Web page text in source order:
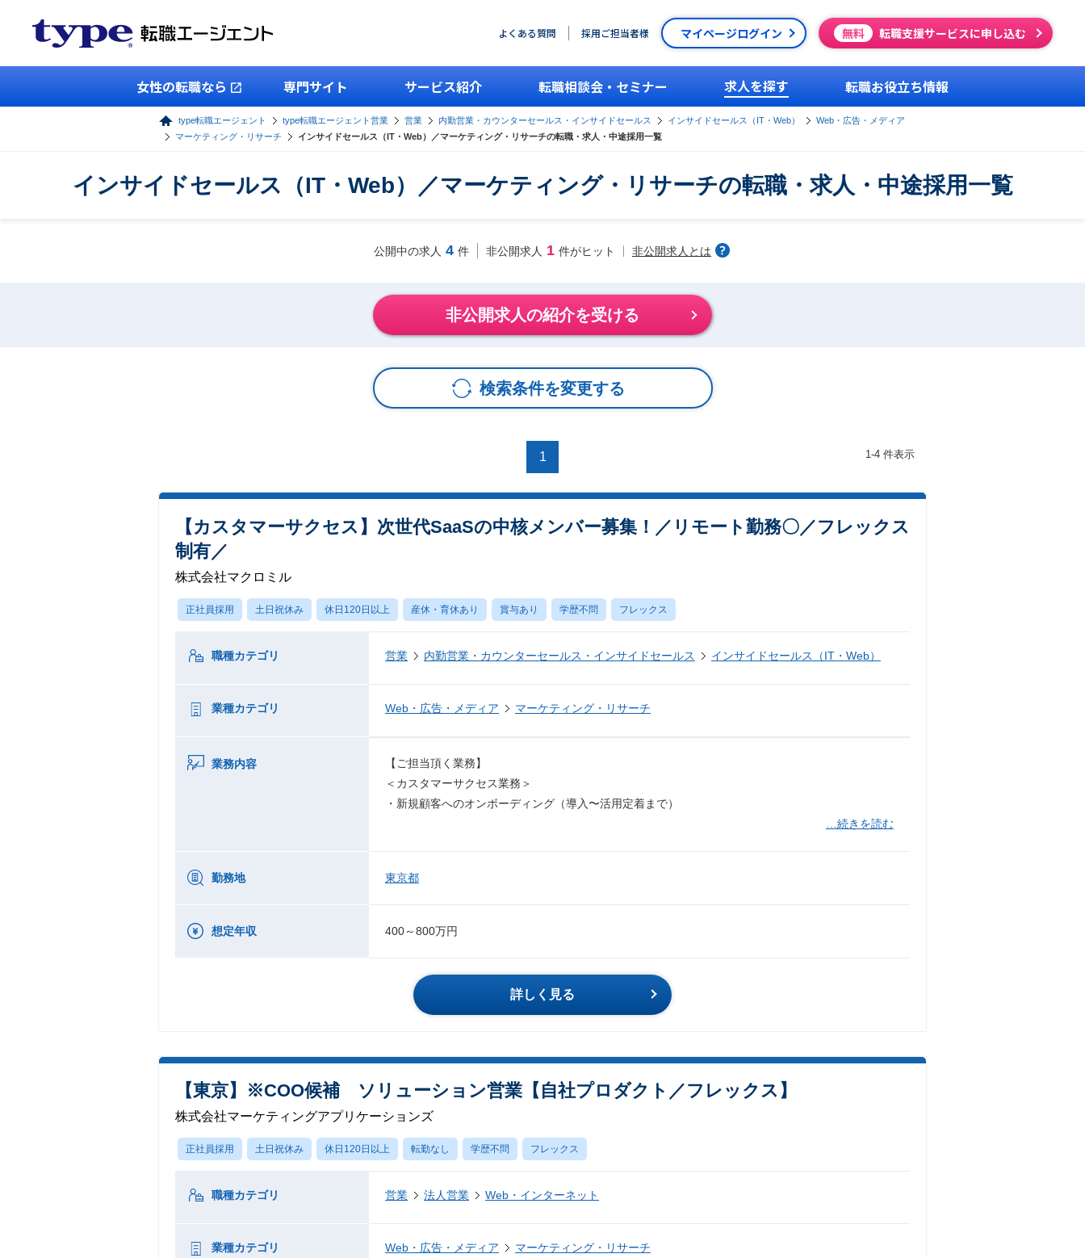
よくある質問 採用ご担当者様 マイページログイン 無料 転職支援サービスに申し込む
女性の転職なら 専門サイト サービス紹介 転職相談会・セミナー 求人を探す 転職お役立ち情報
type転職エージェント type転職エージェント営業 営業 内勤営業・カウンターセールス・インサイドセールス インサイドセールス（IT・Web）
Web・広告・メディア
マーケティング・リサーチ
インサイドセールス（IT・Web）／マーケティング・リサーチの転職・求人・中途採用一覧
インサイドセールス（IT・Web）／マーケティング・リサーチの転職・求人・中途採用一覧
公開中の求人 4 件 非公開求人 1 件がヒット 非公開求人とは
非公開求人の紹介を受ける
検索条件を変更する
1 1-4 件表示
【カスタマーサクセス】次世代SaaSの中核メンバー募集！／リモート勤務〇／フレックス
制有／
株式会社マクロミル
正社員採用 土日祝休み 休日120日以上 産休・育休あり 賞与あり 学歴不問 フレックス
職種カテゴリ 営業 内勤営業・カウンターセールス・インサイドセールス インサイドセールス（IT・Web）
業種カテゴリ Web・広告・メディア マーケティング・リサーチ
業務内容
【ご担当頂く業務】
＜カスタマーサクセス業務＞
・新規顧客へのオンボーディング（導入〜活用定着まで）
…続きを読む
勤務地 東京都
想定年収 400～800万円
詳しく見る
【東京】※COO候補 ソリューション営業【自社プロダクト／フレックス】
株式会社マーケティングアプリケーションズ
正社員採用 土日祝休み 休日120日以上 転勤なし 学歴不問 フレックス
職種カテゴリ 営業 法人営業 Web・インターネット
業種カテゴリ Web・広告・メディア マーケティング・リサーチ